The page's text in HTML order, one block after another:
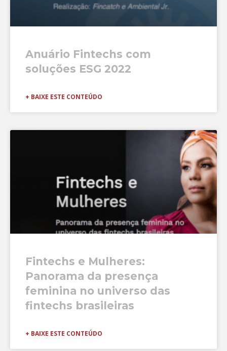
Anuário Fintechs com
soluções ESG 2022
+ BAIXE ESTE CONTEÚDO
Fintechs e Mulheres:
Panorama da presença
feminina no universo das
fintechs brasileiras
+ BAIXE ESTE CONTEÚDO